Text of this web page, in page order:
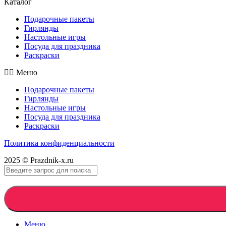
Подарочные пакеты
Гирлянды
Настольные игры
Посуда для праздника
Раскраски
Меню
Подарочные пакеты
Гирлянды
Настольные игры
Посуда для праздника
Раскраски
Политика конфиденциальности
2025 © Prazdnik-x.ru
Меню